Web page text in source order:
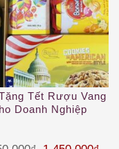
Tết Rượu Vang
Doanh Nghiệp